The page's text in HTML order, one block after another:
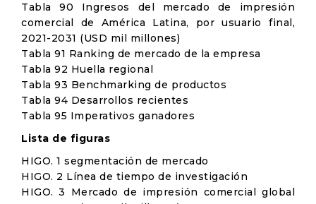
Tabla 90 Ingresos del mercado de impresión
comercial de América Latina, por usuario final,
2021-2031 (USD mil millones)
Tabla 91 Ranking de mercado de la empresa
Tabla 92 Huella regional
Tabla 93 Benchmarking de productos
Tabla 94 Desarrollos recientes
Tabla 95 Imperativos ganadores
Lista de figuras
HIGO. 1 segmentación de mercado
HIGO. 2 Línea de tiempo de investigación
HIGO. 3 Mercado de impresión comercial global